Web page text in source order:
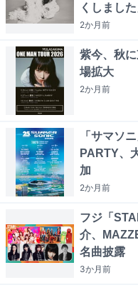
くしました
2か月前
紫今、秋
場拡大
2か月前
「サマソ
PARTY、
加
2か月前
フジ「
介、
名曲披露
3か月前